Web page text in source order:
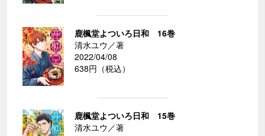
鹿楓堂よついろ日和 16巻
清水ユウ／著
2022/04/08
638円（税込）
鹿楓堂よついろ日和 15巻
清水ユウ／著